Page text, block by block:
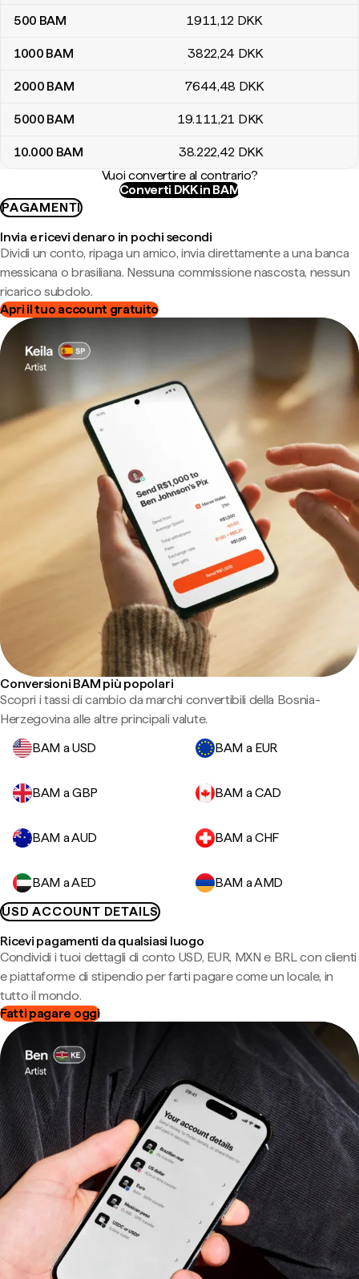
500 BAM 1911,12 DKK
1000 BAM 3822,24 DKK
2000 BAM 7644,48 DKK
5000 BAM 19.111,21 DKK
10.000 BAM 38.222,42 DKK
Vuoi convertire al contrario?
Converti DKK in BAM
PAGAMENTI
Invia e ricevi denaro in pochi secondi
Dividi un conto, ripaga un amico, invia direttamente a una banca
messicana o brasiliana. Nessuna commissione nascosta, nessun
ricarico subdolo.
Apri il tuo account gratuito
Conversioni BAM più popolari
Scopri i tassi di cambio da marchi convertibili della Bosnia-
Herzegovina alle altre principali valute.
BAM a USD
BAM a EUR
BAM a GBP BAM a CAD
BAM a AUD BAM a CHF
BAM a AED
BAM a AMD
USD ACCOUNT DETAILS
Ricevi pagamenti da qualsiasi luogo
Condividi i tuoi dettagli di conto USD, EUR, MXN e BRL con clienti
e piattaforme di stipendio per farti pagare come un locale, in
tutto il mondo.
Fatti pagare oggi